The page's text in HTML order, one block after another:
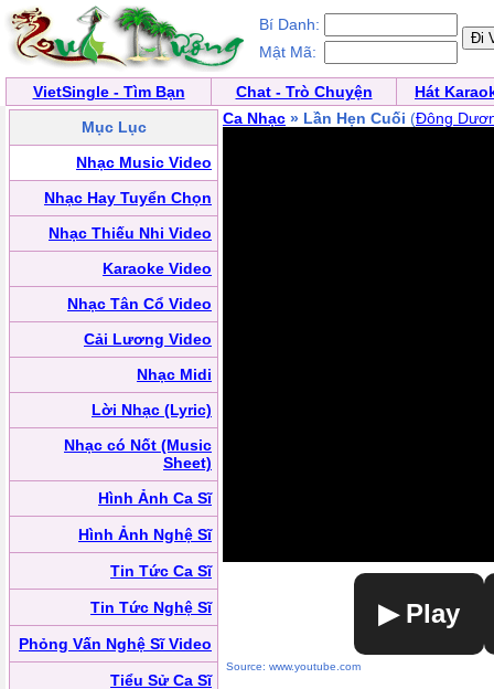
Bí Danh:
Mật Mã:
VietSingle - Tìm Bạn Chat - Trò Chuyện
Hát
Mục Lục
Nhạc Music Video
Nhạc Hay Tuyển Chọn
Nhạc Thiếu Nhi Video
Karaoke Video
Nhạc Tân Cổ Video
Cải Lương Video
Nhạc Midi
Lời Nhạc (Lyric)
Nhạc có Nốt (Music
Sheet)
Hình Ảnh Ca Sĩ
Hình Ảnh Nghệ Sĩ
Tin Tức Ca Sĩ
Tin Tức Nghệ Sĩ
Phỏng Vấn Nghệ Sĩ Video
Tiểu Sử Ca Sĩ
Ca Nhạc » Lần Hẹn Cuối (Đông
▶ Play
Source: www.youtube.com